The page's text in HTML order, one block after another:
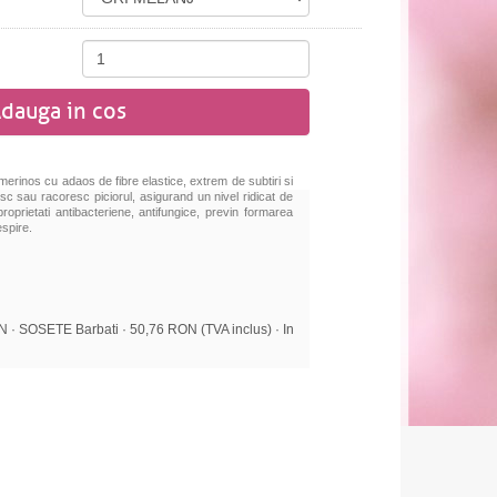
in cos
cu adaos de fibre elastice, extrem de subtiri si
sau racoresc piciorul, asigurand un nivel ridicat de
antibacteriene, antifungice, previn formarea
SOSETE Barbati · 50,76 RON (TVA inclus) · In